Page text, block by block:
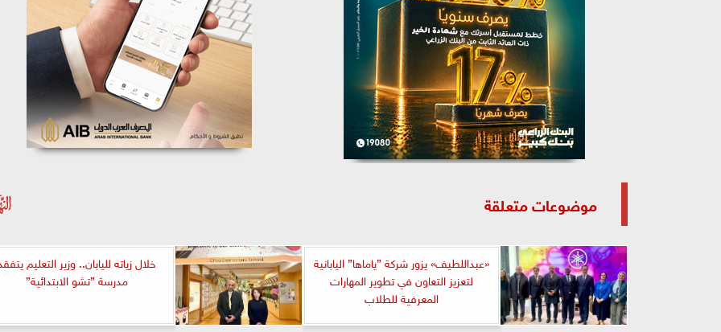
موضوعات متعلقة
«عبداللطيف» يزور شركة ”ياماها” اليابانية
لتعزيز التعاون في تطوير المهارات
المعرفية للطلاب
خلال زياته لليابان.. وزير التعليم
مدرسة ”تشو الابتدائية”